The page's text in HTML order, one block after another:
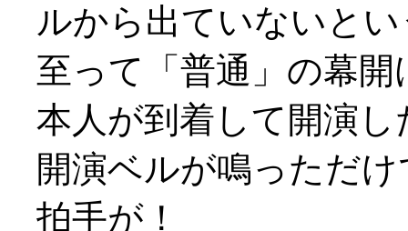
ルから出ていないと
至って「普通」の幕開
本人が到着して開演し
開演ベルが鳴っただ
拍手が！